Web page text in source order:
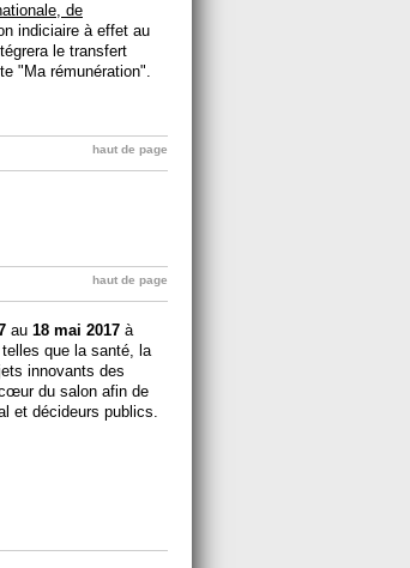
de
indiciaire à effet au
le transfert
"Ma rémunération".
haut de page
haut de page
au 18 mai 2017 à
que la santé, la
innovants des
du salon afin de
et décideurs publics.